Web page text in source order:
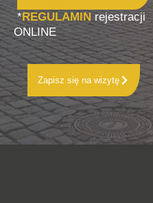
*REGULAMIN rejestracji
ONLINE
Zapisz się na wizytę